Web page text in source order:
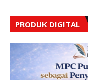
PRODUK DIGITAL